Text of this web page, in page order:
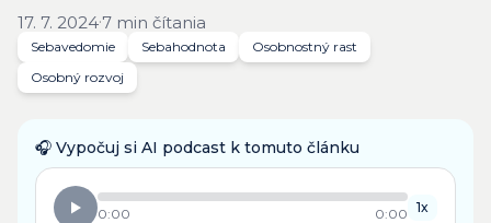
17. 7. 2024·7 min čítania
Sebavedomie Sebahodnota
Osobnostný rast
Osobný rozvoj
🎧 Vypočuj si AI podcast k tomuto článku
0:00 0:00 1x